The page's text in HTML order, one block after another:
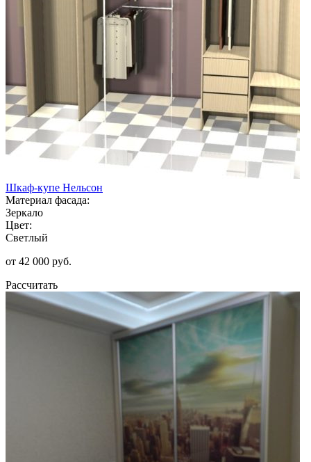
Шкаф-купе Нельсон
Материал фасада:
Зеркало
Цвет:
Светлый
от 42 000 руб.
Рассчитать